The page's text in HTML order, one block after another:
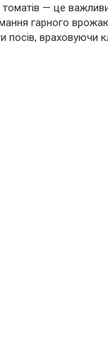
томатів — це
гарного
враховуючи